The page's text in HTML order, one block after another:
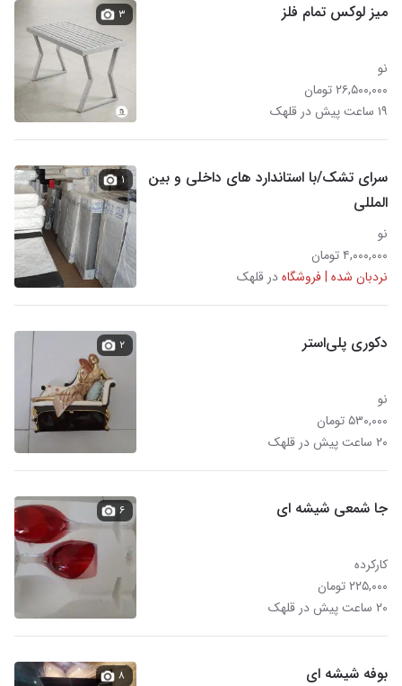
میز لوکس تمام فلز
نو
۲۶,۵۰۰,۰۰۰ تومان
۱۹ ساعت پیش در قلهک
۳
سرای تشک/با استاندارد های داخلی و بین
المللی
نو
۴,۰۰۰,۰۰۰ تومان
نردبان شده | فروشگاهدر قلهک
۱
دکوری پلی‌استر
نو
۵۳۰,۰۰۰ تومان
۲۰ ساعت پیش در قلهک
۲
جا شمعی شیشه ای
کارکرده
۲۲۵,۰۰۰ تومان
۲۰ ساعت پیش در قلهک
۶
بوفه شیشه ای ۸